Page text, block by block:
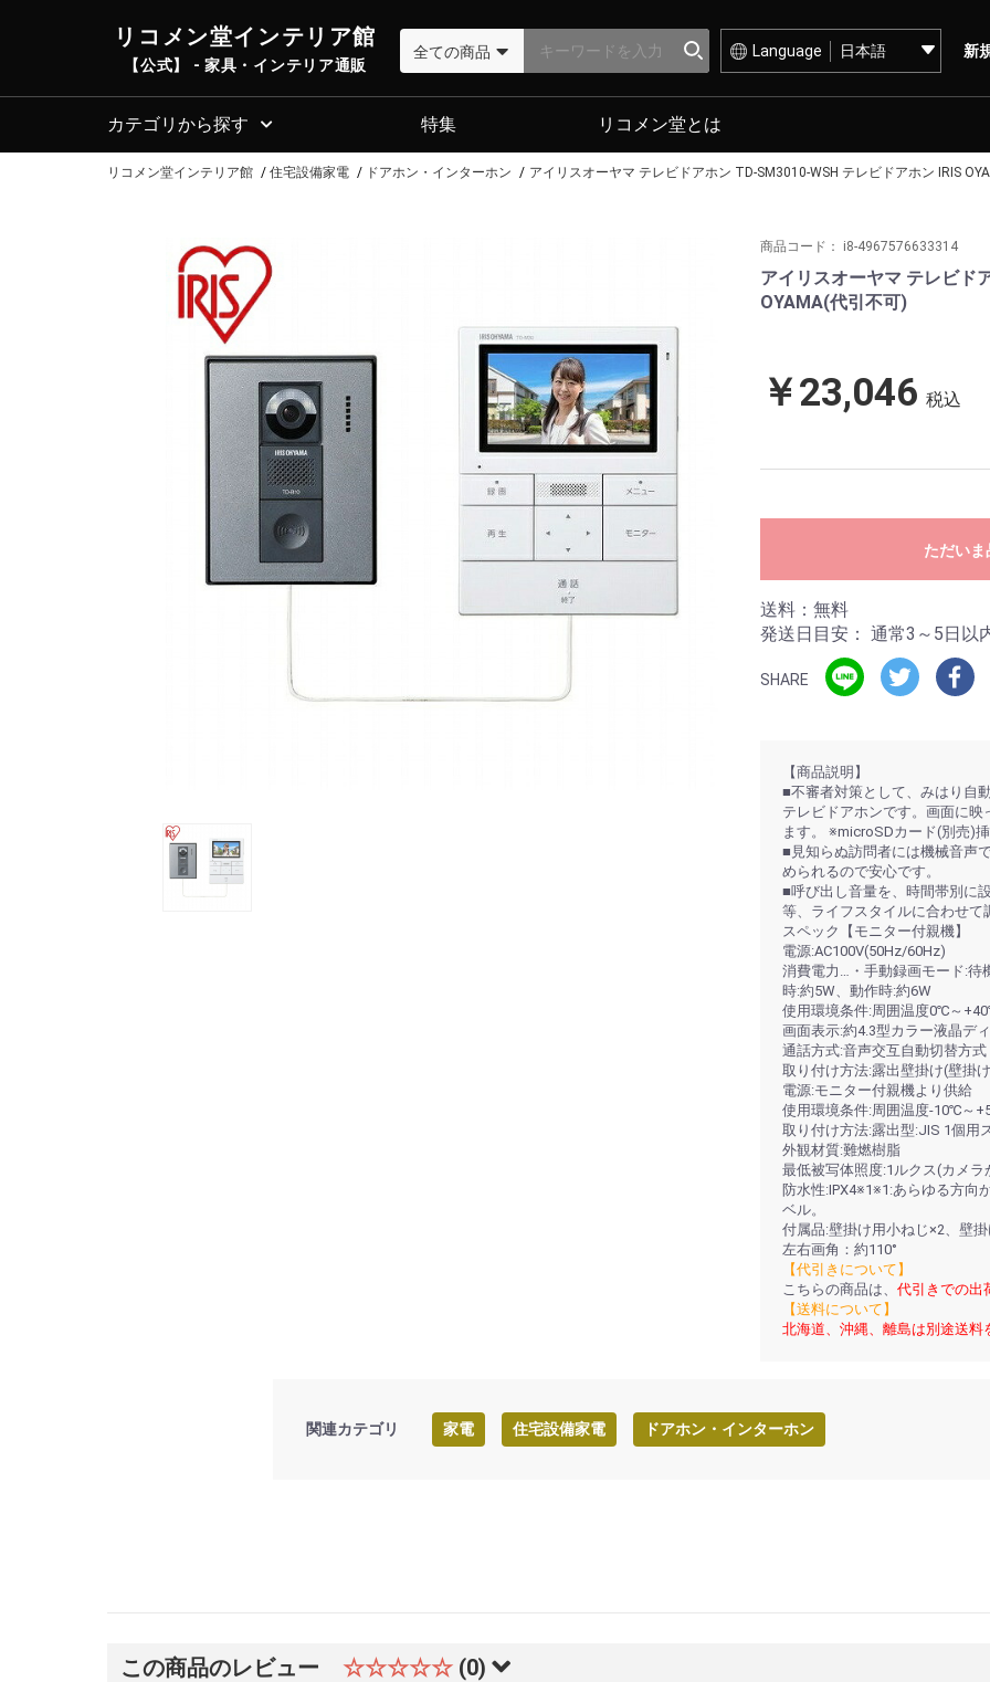
リコメン堂インテリア館
【公式】 - 家具・インテリア通販
Language 新
カテゴリから探す 特集 リコメン堂とは
リコメン堂インテリア館 住宅設備家電 ドアホン・インターホン アイリスオーヤマ テレビドアホン TD-SM3010-WSH テレビドアホン IRIS
商品コード： i8-4967576633314
アイリスオーヤマ テレビド
OYAMA(代引不可)
￥23,046 税込
ただい
送料：無料
発送日目安： 通常3～5日以
SHARE
【商品説明】
■不審者対策として、みはり自
テレビドアホンです。画面に
ます。 ※microSDカード(別売)
■見知らぬ訪問者には機械音声
められるので安心です。
■呼び出し音量を、時間帯別に
等、ライフスタイルに合わせて
スペック【モニター付親機】
電源:AC100V(50Hz/60Hz)
消費電力…・手動録画モード:待
時:約5W、動作時:約6W
使用環境条件:周囲温度0℃～
画面表示:約4.3型カラー液晶デ
通話方式:音声交互自動切替方式
取り付け方法:露出壁掛け(壁掛
電源:モニター付親機より供給
使用環境条件:周囲温度-10℃～
取り付け方法:露出型:JIS 1個用
外観材質:難燃樹脂
最低被写体照度:1ルクス(カメ
防水性:IPX4※1※1:あらゆる方向
ベル。
付属品:壁掛け用小ねじ×2、壁
左右画角：約110°
【代引きについて】
こちらの商品は、 代引きでの出
【送料について】
北海道、沖縄、離島は別途送料
関連カテゴリ 家電 住宅設備家電 ドアホン・インターホン
この商品のレビュー ☆☆☆☆☆ (0)